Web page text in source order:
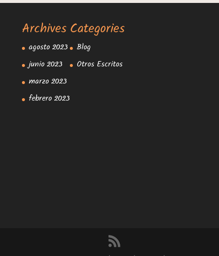
Archives
agosto 2023
junio 2023
marzo 2023
febrero 2023
Categories
Blog
Otros Escritos